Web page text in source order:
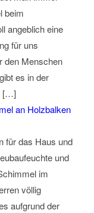
beim
angeblich eine
für uns
den Menschen
es in der
[…]
an Holzbalken
für das Haus und
und
im
völlig
aufgrund der